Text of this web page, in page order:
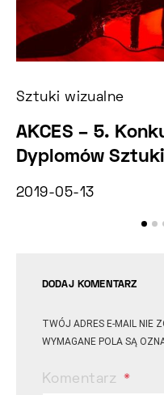
Sztuki wizualne
AKCES – 5.
Dyplomów
2019-05-13
DODAJ KOMENTARZ
TWÓJ ADRES E-MAIL NIE
WYMAGANE POLA SĄ
Komentarz